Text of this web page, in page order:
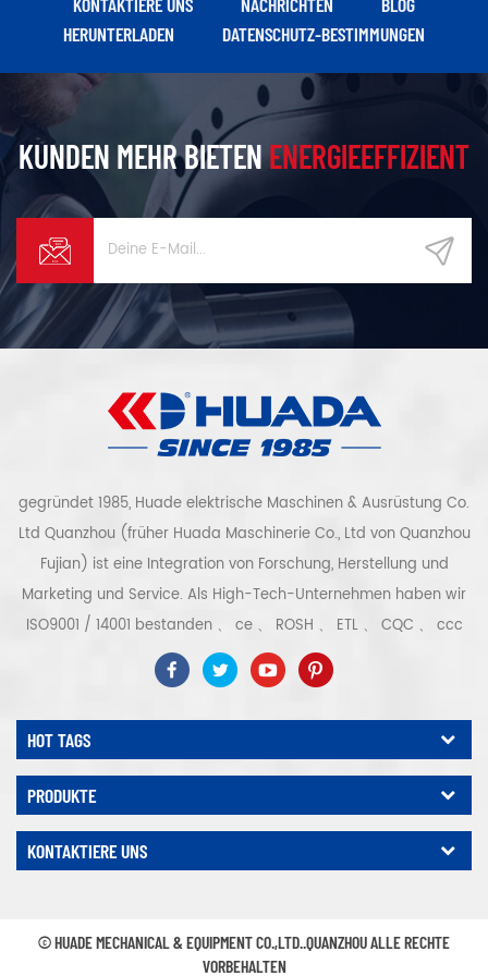
Rauschen und lange
Lebensdauer zu realisieren
HERUNTERLADEN
DATENSCHUTZ-BESTIMMUNGEN
KUNDEN MEHR BIETENENERGIEEFFIZIENT
gegründet 1985, Huade elektrische Maschinen & Ausrüstung Co.
Ltd Quanzhou (früher Huada Maschinerie Co., Ltd von Quanzhou
Fujian) ist eine Integration von Forschung, Herstellung und
Marketing und Service. Als High-Tech-Unternehmen haben wir
ISO9001 / 14001 bestanden 、 ce 、 ROSH 、 ETL 、 CQC 、 ccc
Qualitäts- und Sicherheitszertifizierung, High-Tech-
Unternehmenszertifizierung usw. Luftkompressorsystem und -
ausrüstung umfassen Schraubentyp, Zentrifugaltyp, ölfrei,
Spiraltyp, Kolbentyp, Trockner, Filter, Abtropffläche, mit
vollständiger Luftkompressorproduktionslinie, mehr als 300
Arten von Luftkompressoren als Industrieexperte Unsere
von das wichtigste Gussteil für Druckbehälter, Elektromotoren,
Unternehmen ein eigenes Kernverfahren für Permanentmagnet-
Servomotoren entwickelt und relevante technische Patente
HOT TAGS
PRODUKTE
KONTAKTIERE UNS
© HUADE MECHANICAL & EQUIPMENT CO.,LTD..QUANZHOU ALLE RECHTE
VORBEHALTEN